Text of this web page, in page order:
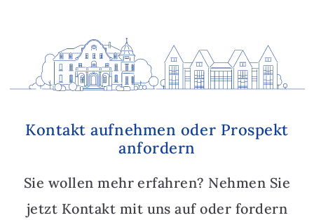
Kontakt aufnehmen oder Prospekt
anfordern
Sie wollen mehr erfahren? Nehmen Sie
jetzt Kontakt mit uns auf oder fordern